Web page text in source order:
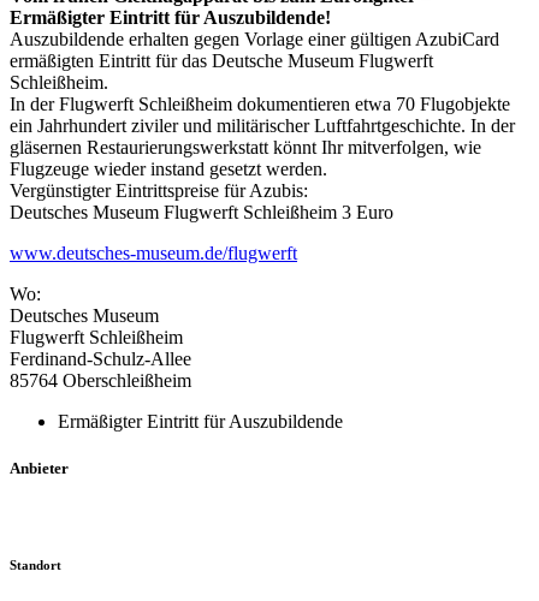
Ermäßigter Eintritt für Auszubildende!
Auszubildende erhalten gegen Vorlage einer gültigen AzubiCard
ermäßigten Eintritt für das Deutsche Museum Flugwerft
Schleißheim.
In der Flugwerft Schleißheim dokumentieren etwa 70 Flugobjekte
ein Jahrhundert ziviler und militärischer Luftfahrtgeschichte. In der
gläsernen Restaurierungswerkstatt könnt Ihr mitverfolgen, wie
Flugzeuge wieder instand gesetzt werden.
Vergünstigter Eintrittspreise für Azubis:
Deutsches Museum Flugwerft Schleißheim 3 Euro
www.deutsches-museum.de/flugwerft
Wo:
Deutsches Museum
Flugwerft Schleißheim
Ferdinand-Schulz-Allee
85764 Oberschleißheim
Ermäßigter Eintritt für Auszubildende
Anbieter
Standort